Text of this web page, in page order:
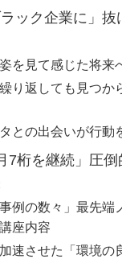
ラック企業に」
姿を見て感じた将来
り返しても見つか
との出会いが行動
7桁を継続」圧
事例の数々」最先端
座内容
速させた「環境の